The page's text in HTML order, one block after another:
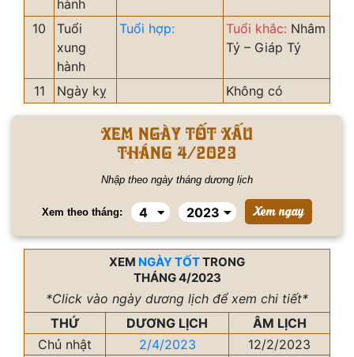
hành
10
Tuổi
xung
hành
Tuổi hợp: Tuổi khắc: Nhâm
Tý – Giáp Tý
11 Ngày kỵ Không có
Xem ngày tốt xấu
tháng 4/2023
Nhập theo ngày tháng dương lịch
Xem theo tháng:
XEM NGÀY TỐTTRONG
THÁNG 4/2023
*Click vào ngày dương lịch để xem chi tiết*
THỨ
DƯƠNG LỊCH
ÂM LỊCH
Chủ nhật
2/4/2023
12/2/2023